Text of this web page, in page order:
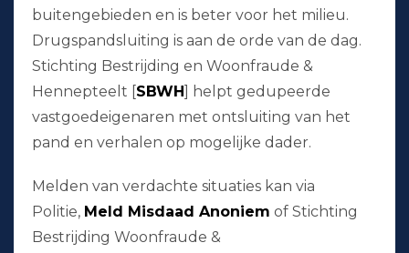
buitengebieden en is beter voor het milieu.
Drugspandsluiting is aan de orde van de dag.
Stichting Bestrijding en Woonfraude &
Hennepteelt [SBWH] helpt gedupeerde
vastgoedeigenaren met ontsluiting van het
pand en verhalen op mogelijke dader.
Melden van verdachte situaties kan via
Politie, Meld Misdaad Anoniem of Stichting
Bestrijding Woonfraude &